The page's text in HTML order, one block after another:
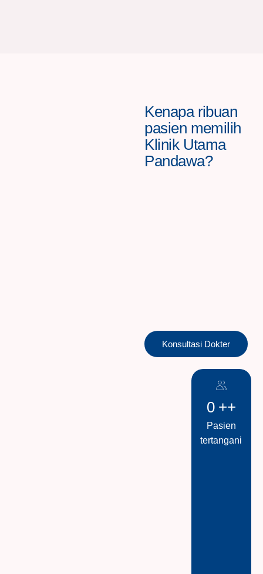
Kenapa ribuan
pasien memilih
Klinik Utama
Pandawa?
Konsultasi Dokter
0++
Pasien
tertangani